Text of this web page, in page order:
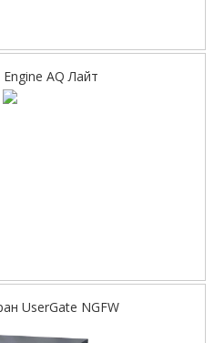
AQ Лайт
UserGate NGFW